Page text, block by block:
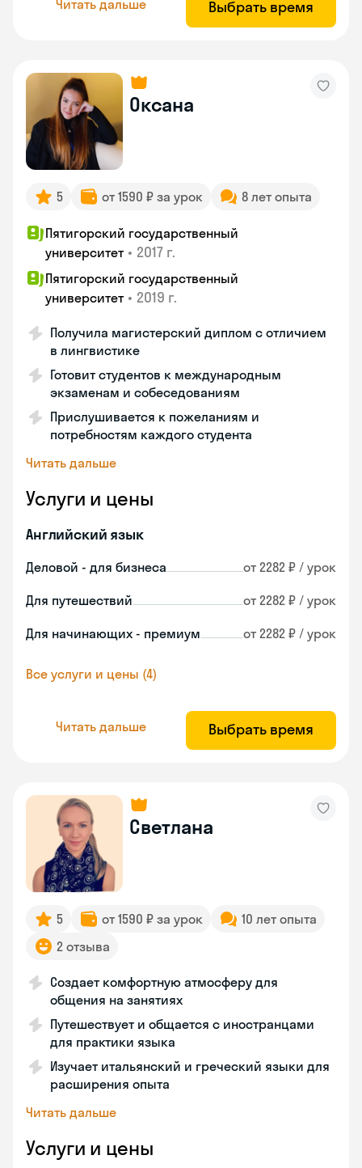
Читать дальше Выбрать время
Оксана
5 от 1590 ₽ за урок 8 лет опыта
Пятигорский государственный
университет • 2017 г.
Пятигорский государственный
университет • 2019 г.
Получила магистерский диплом с отличием
в лингвистике
Готовит студентов к международным
экзаменам и собеседованиям
Прислушивается к пожеланиям и
потребностям каждого студента
Читать дальше
Услуги и цены
Английский язык
Деловой - для бизнеса от 2282 ₽ / урок
Для путешествий от 2282 ₽ / урок
Для начинающих - премиум от 2282 ₽ / урок
Все услуги и цены (4)
Читать дальше Выбрать время
Светлана
5 от 1590 ₽ за урок
10 лет опыта
2 отзыва
Создает комфортную атмосферу для
общения на занятиях
Путешествует и общается с иностранцами
для практики языка
Изучает итальянский и греческий языки для
расширения опыта
Читать дальше
Услуги и цены